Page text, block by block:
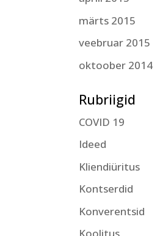
märts 2015
veebruar 2015
oktoober 2014
Rubriigid
COVID 19
Ideed
Kliendiüritus
Kontserdid
Konverentsid